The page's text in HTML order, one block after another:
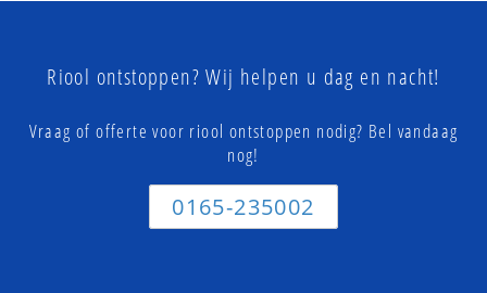
Riool ontstoppen? Wij helpen u dag en nacht!
Vraag of offerte voor riool ontstoppen nodig? Bel vandaag
nog!
0165-235002